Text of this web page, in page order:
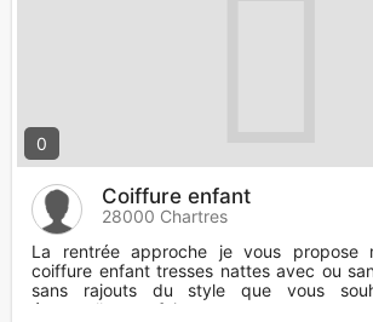
0
Coiffure enfant
28000 Chartres
La rentrée approche je vous propose
coiffure enfant tresses nattes avec ou
sans rajouts du style que vous
éventuellement fair